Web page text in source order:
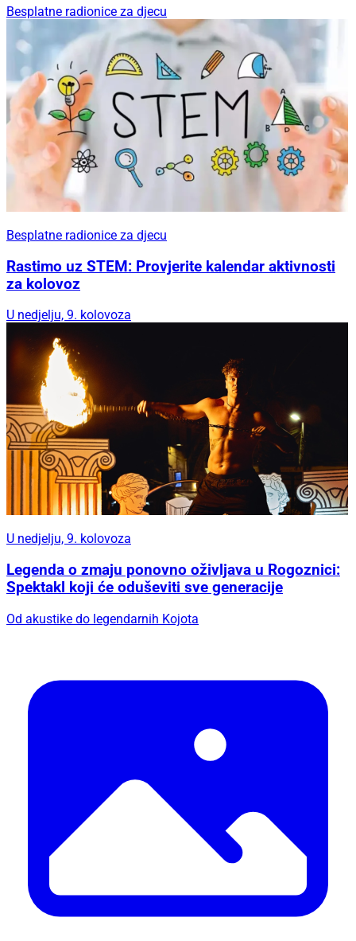
Besplatne radionice za djecu
Besplatne radionice za djecu
Rastimo uz STEM: Provjerite kalendar aktivnosti
za kolovoz
U nedjelju, 9. kolovoza
U nedjelju, 9. kolovoza
Legenda o zmaju ponovno oživljava u Rogoznici:
Spektakl koji će oduševiti sve generacije
Od akustike do legendarnih Kojota